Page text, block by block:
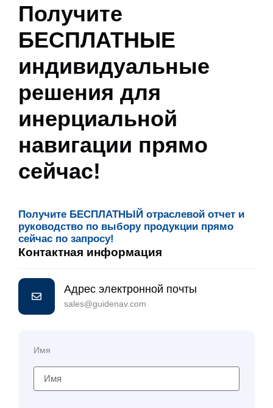
Получите
БЕСПЛАТНЫЕ
индивидуальные
решения для
инерциальной
навигации прямо
сейчас!
Получите БЕСПЛАТНЫЙ отраслевой отчет и
руководство по выбору продукции прямо
сейчас по запросу!
Контактная информация
Адрес электронной почты
sales@guidenav.com
Имя